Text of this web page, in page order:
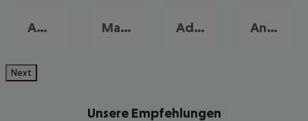
Amoudara Malia Adelianos Kambos Analypsi
Next
Unsere Empfehlungen